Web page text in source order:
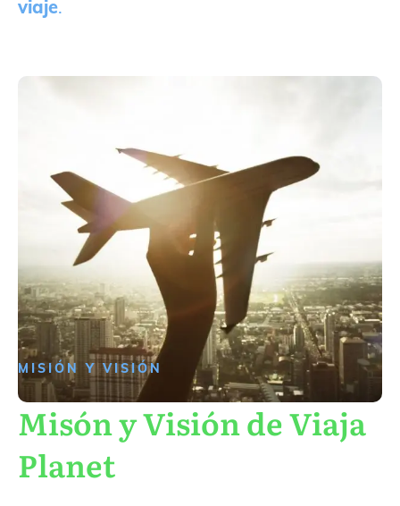
viaje.
MISIÓN Y VISIÓN
Misón y Visión de Viaja
Planet